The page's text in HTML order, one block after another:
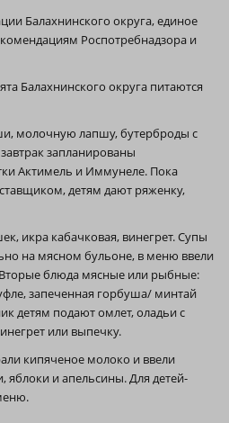
Балахнинского округа, единое
Роспотребнадзора и
Балахнинского округа питаются
молочную лапшу, бутерброды с
запланированы
Актимель и Иммунеле. Пока
детям дают ряженку,
икра кабачковая, винегрет. Супы
на мясном бульоне, в меню ввели
блюда мясные или рыбные:
запеченная горбуша/ минтай
детям подают омлет, оладьи с
или выпечку.
кипяченое молоко и ввели
и апельсины. Для детей-